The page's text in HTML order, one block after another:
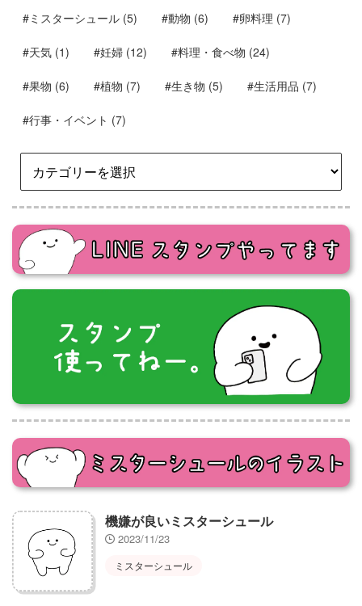
#ミスターシュール (5) #動物 (6) #卵料理 (7)
#天気 (1) #妊婦 (12) #料理・食べ物 (24)
#果物 (6) #植物 (7) #生き物 (5) #生活用品 (7)
#行事・イベント (7)
機嫌が良いミスターシュール
2023/11/23
ミスターシュール